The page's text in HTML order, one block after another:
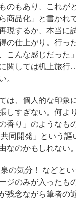
のもあり、これが
商品化」と書かれ
現するか、本当に
仕上がり。行っ
こんな感じだった
関しては机上旅
。
は、個人的な印象
しすぎない。何よ
香り」のようなも
同開発」という謳
なのかもしれない。
の気分！ などとい
ジのみが入ったも
残念ながら筆者の